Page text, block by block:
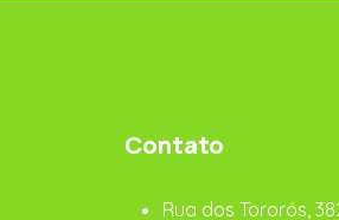
Contato
Rua dos Tororós,